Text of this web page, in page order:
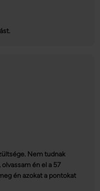
Nem tudnak
én el a 57
én azokat a pontokat